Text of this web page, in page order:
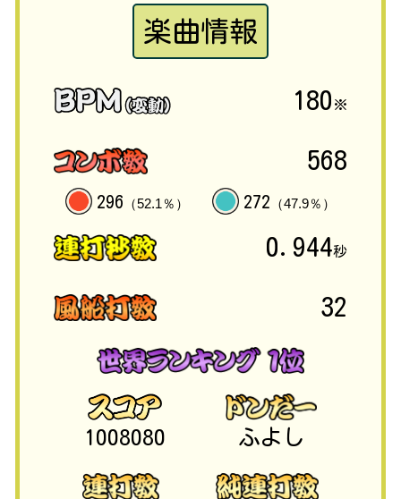
楽曲情報
180 ※
568
296 （52.1％） 272 （47.9％）
0.944秒
32
1008080 ふよし